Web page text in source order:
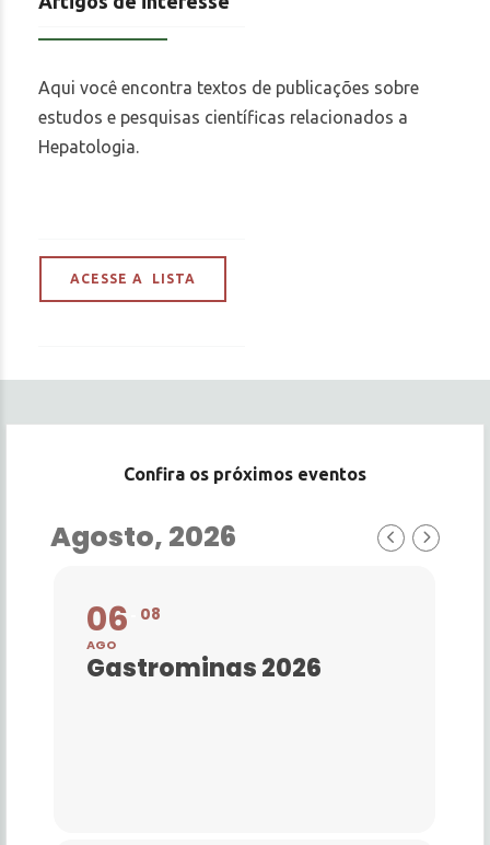
Aqui você encontra textos de publicações sobre
estudos e pesquisas científicas relacionados a
Hepatologia.
ACESSE A LISTA
Confira os próximos eventos
Agosto, 2026
06
AGO
08
Gastrominas 2026